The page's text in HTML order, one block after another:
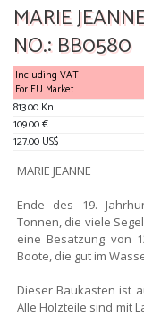
MARIE
NO.: BB0580
Including VAT
For EU Market
813.00 Kn
109.00 €
127.00 US$
MARIE JEANNE
Ende des 19.
Tonnen, die viele
eine Besatzung von
Boote, die gut im
Dieser Baukasten ist
Alle Holzteile sind mit